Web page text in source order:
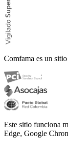
Comfama es un
Este sitio funciona
Edge, Google